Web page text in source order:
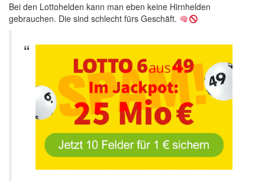
Bei den Lottohelden kann man eben keine Hirnhelden
gebrauchen. Die sind schlecht fürs Geschäft.